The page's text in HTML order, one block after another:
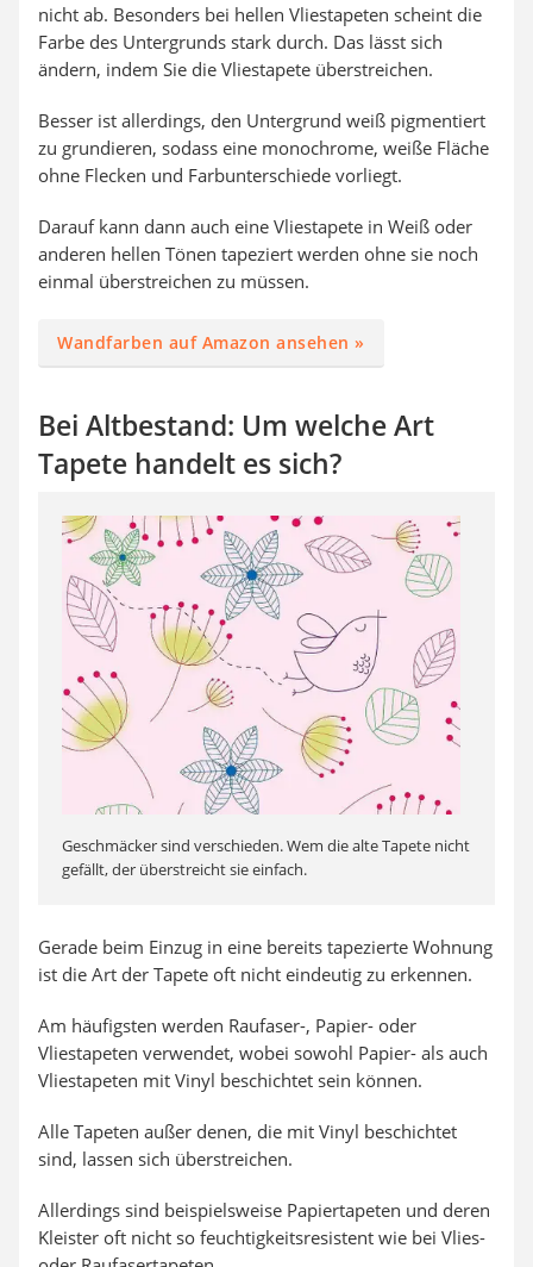
nicht ab. Besonders bei hellen Vliestapeten scheint die
Farbe des Untergrunds stark durch. Das lässt sich
ändern, indem Sie die Vliestapete überstreichen.
Besser ist allerdings, den Untergrund weiß pigmentiert
zu grundieren, sodass eine monochrome, weiße Fläche
ohne Flecken und Farbunterschiede vorliegt.
Darauf kann dann auch eine Vliestapete in Weiß oder
anderen hellen Tönen tapeziert werden ohne sie noch
einmal überstreichen zu müssen.
Wandfarben auf Amazon ansehen »
Bei Altbestand: Um welche Art
Tapete handelt es sich?
Geschmäcker sind verschieden. Wem die alte Tapete nicht
gefällt, der überstreicht sie einfach.
Gerade beim Einzug in eine bereits tapezierte Wohnung
ist die Art der Tapete oft nicht eindeutig zu erkennen.
Am häufigsten werden Raufaser-, Papier- oder
Vliestapeten verwendet, wobei sowohl Papier- als auch
Vliestapeten mit Vinyl beschichtet sein können.
Alle Tapeten außer denen, die mit Vinyl beschichtet
sind, lassen sich überstreichen.
Allerdings sind beispielsweise Papiertapeten und deren
Kleister oft nicht so feuchtigkeitsresistent wie bei Vlies-